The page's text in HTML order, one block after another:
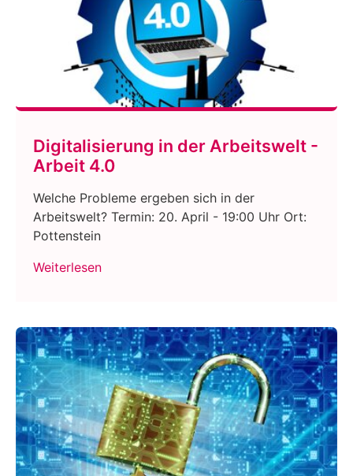
Digitalisierung in der Arbeitswelt -
Arbeit 4.0
Welche Probleme ergeben sich in der
Arbeitswelt? Termin: 20. April - 19:00 Uhr Ort:
Pottenstein
Weiterlesen